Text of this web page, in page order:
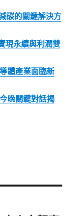
碳的關鍵解決方
現永續與利潤雙
體產業面臨新
晚關鍵對話揭